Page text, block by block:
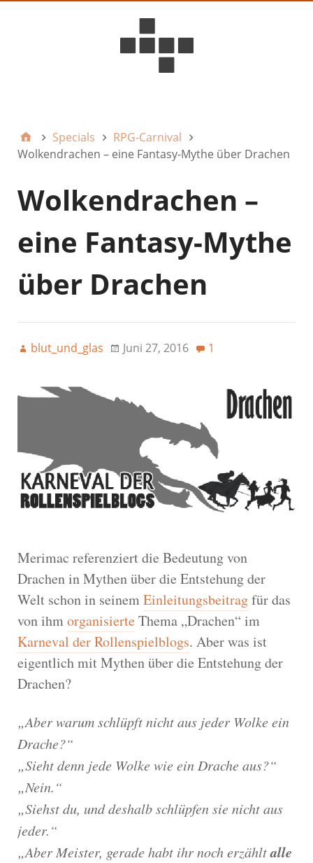
Specials
RPG-Carnival
Wolkendrachen – eine Fantasy-Mythe über Drachen
Wolkendrachen –
eine Fantasy-Mythe
über Drachen
blut_und_glas Juni 27, 2016 1
Merimac referenziert die Bedeutung von
Drachen in Mythen über die Entstehung der
Welt schon in seinemEinleitungsbeitragfür das
von ihmorganisierteThema „Drachen“ im
Karneval der Rollenspielblogs. Aber was ist
eigentlich mit Mythen über die Entstehung der
Drachen?
„Aber warum schlüpft nicht aus jeder Wolke ein
Drache?“
„Sieht denn jede Wolke wie ein Drache aus?“
„Nein.“
„Siehst du, und deshalb schlüpfen sie nicht aus
jeder.“
„Aber Meister, gerade habt ihr noch erzähltalle